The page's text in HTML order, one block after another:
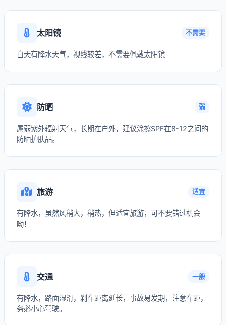
太阳镜 不需要
白天有降水天气，视线较差，不需要佩戴太阳镜
防晒 弱
属弱紫外辐射天气，长期在户外，建议涂擦SPF在8-12之间的
防晒护肤品。
旅游 适宜
有降水，虽然风稍大，稍热，但适宜旅游，可不要错过机会
呦！
交通 一般
有降水，路面湿滑，刹车距离延长，事故易发期，注意车距，
务必小心驾驶。